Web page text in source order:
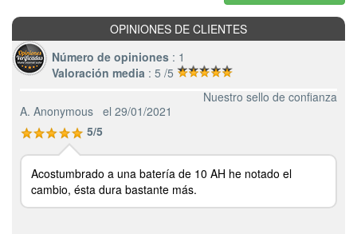
OPINIONES DE CLIENTES
Número de opiniones : 1
Valoración media : 5 /5
Nuestro sello de confianza
A. Anonymous el 29/01/2021
5/5
Acostumbrado a una batería de 10 AH he notado el
cambio, ésta dura bastante más.